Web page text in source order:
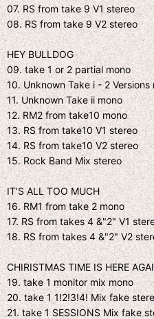
07. RS from take 9 V1 stereo
08. RS from take 9 V2 stereo
HEY BULLDOG
09. take 1 or 2 partial mono
10. Unknown Take i - 2 Versions
11. Unknown Take ii mono
12. RM2 from take10 mono
13. RS from take10 V1 stereo
14. RS from take10 V2 stereo
15. Rock Band Mix stereo
IT’S ALL TOO MUCH
16. RM1 from take 2 mono
17. RS from takes 4 &"2" V1
18. RS from takes 4 &"2" V2
CHIRISTMAS TIME IS HERE
19. take 1 monitor mix mono
20. take 1 1!2!3!4! Mix fake
21. take 1 SESSIONS Mix fake